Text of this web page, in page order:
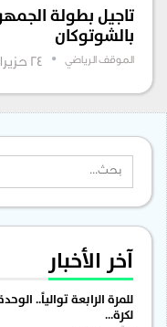
تاجيل بطولة
بالشوتوكان
الموقف الرياضي 24 حزيران , 2024
آخر الأخبار
للمرة الرابعة توالياً..
لكرة…